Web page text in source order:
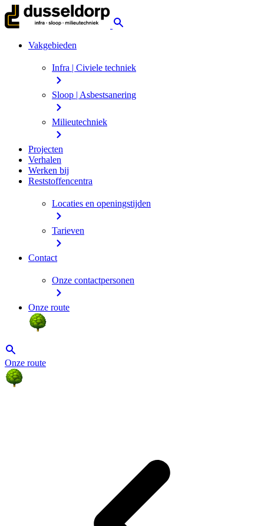
Vakgebieden
Infra | Civiele techniek
Sloop | Asbestsanering
Milieutechniek
Projecten
Verhalen
Werken bij
Reststoffencentra
Locaties en openingstijden
Tarieven
Contact
Onze contactpersonen
Onze route
Onze route